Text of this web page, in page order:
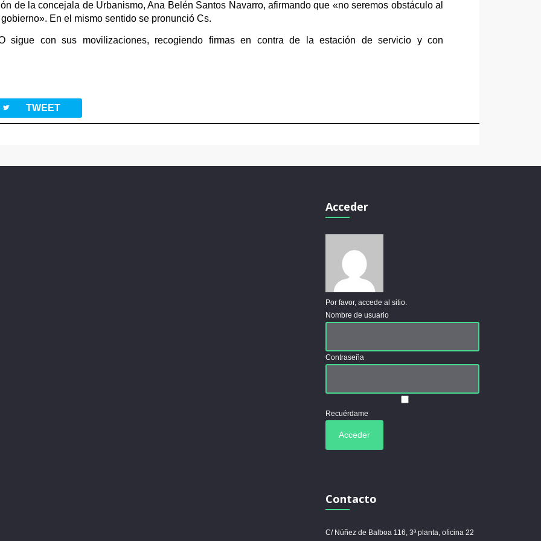
de la concejala de Urbanismo, Ana Belén Santos Navarro, afirmando que «no seremos obstáculo al
En el mismo sentido se pronunció Cs.
sigue con sus movilizaciones, recogiendo firmas en contra de la estación de servicio y con
twitterbird TWEET
Acceder
Por favor, accede al sitio.
Nombre de usuario
Contraseña
Recuérdame
Contacto
C/ Núñez de Balboa 116, 3ª planta, oficina 22